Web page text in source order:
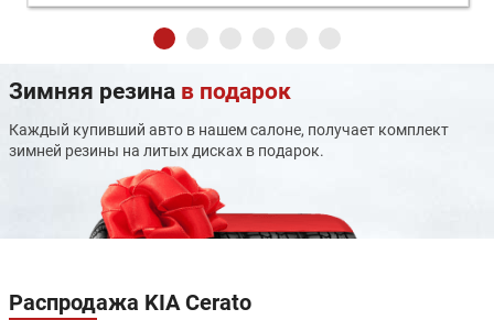
Регулировка рулевой колонки по высоте и по вылету
Передние и задние стеклоподъёмники с
электроприводом
Bluetooth для подключения мобильного телефона
Мультимедийная система 8" с поддержкой Apple Carplay
/ Android Auto
Камера заднего вида
Кондиционер
Система экстренной связи ЭРА-ГЛОНАСС
Система контроля давления в шинах
Система помощи при экстренном торможении (BAS)
Зимняя резина в подарок
Каждый купивший авто в нашем салоне, получает комплект
зимней резины на литых дисках в подарок.
Распродажа KIA Cerato